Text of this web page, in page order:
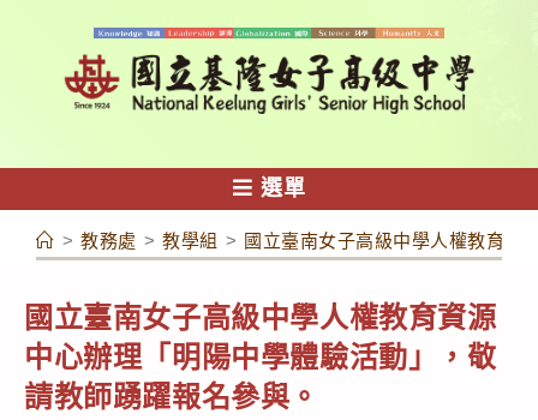
容
選單
> 教務處 > 教學組 > 國立臺南女子高級中學人權教育資
國立臺南女子高級中學人權教育資源
中心辦理「明陽中學體驗活動」，敬
請教師踴躍報名參與。